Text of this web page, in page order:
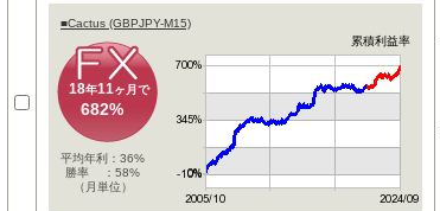
■Cactus (GBPJPY-M15)
累積利益率
18年11ヶ月で
682%
平均年利：36%
勝率 ：58%
（月単位）